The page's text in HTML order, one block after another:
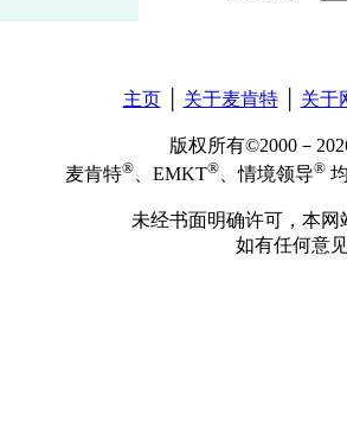
主页│ 关于麦肯特│ 关于
版权所有©2000－
麦肯特® 、EMKT® 、情境领导®
未经书面明确许可，本
如有任何意